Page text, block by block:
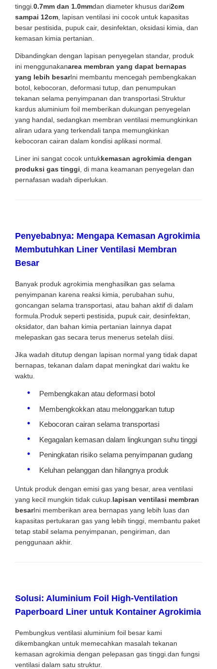
tinggi.0.7mm dan 1.0mmdan diameter khusus dari2cm
sampai 12cm, lapisan ventilasi ini cocok untuk kapasitas
besar pestisida, pupuk cair, desinfektan, oksidasi kimia, dan
kemasan kimia pertanian.
Dibandingkan dengan lapisan penyegelan standar, produk
ini menggunakanarea membran yang dapat bernapas
yang lebih besarIni membantu mencegah pembengkakan
botol, kebocoran, deformasi tutup, dan penumpukan
tekanan selama penyimpanan dan transportasi.Struktur
kardus aluminium foil memberikan dukungan penyegelan
yang handal, sedangkan membran ventilasi memungkinkan
aliran udara yang terkendali tanpa memungkinkan
kebocoran cairan dalam kondisi aplikasi normal.
Liner ini sangat cocok untukkemasan agrokimia dengan
produksi gas tinggi, di mana keamanan penyegelan dan
pernafasan wadah diperlukan.
Penyebabnya: Mengapa Kemasan Agrokimia
Membutuhkan Liner Ventilasi Membran
Besar
Banyak produk agrokimia menghasilkan gas selama
penyimpanan karena reaksi kimia, perubahan suhu,
goncangan selama transportasi, atau bahan aktif di dalam
formula.Produk seperti pestisida, pupuk cair, desinfektan,
oksidator, dan bahan kimia pertanian lainnya dapat
melepaskan gas secara terus menerus setelah diisi.
Jika wadah ditutup dengan lapisan normal yang tidak dapat
bernapas, tekanan dalam dapat meningkat dari waktu ke
waktu.
Pembengkakan atau deformasi botol
Membengkokkan atau melonggarkan tutup
Kebocoran cairan selama transportasi
Kegagalan kemasan dalam lingkungan suhu tinggi
Peningkatan risiko selama penyimpanan gudang
Keluhan pelanggan dan hilangnya produk
Untuk produk dengan emisi gas yang besar, area ventilasi
yang kecil mungkin tidak cukup. lapisan ventilasi membran
besarIni memberikan area bernapas yang lebih luas dan
kapasitas pertukaran gas yang lebih tinggi, membantu paket
tetap stabil selama penyimpanan, pengiriman, dan
penggunaan akhir.
Solusi: Aluminium Foil High-Ventilation
Paperboard Liner untuk Kontainer Agrokimia
Pembungkus ventilasi aluminium foil besar kami
dikembangkan untuk memecahkan masalah tekanan
kemasan agrokimia dengan pelepasan gas tinggi.dan fungsi
ventilasi dalam satu struktur.